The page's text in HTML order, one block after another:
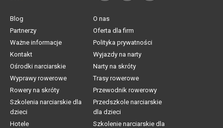
Blog
O nas
Partnerzy
Oferta dla firm
Ważne informacje
Polityka prywatności
Kontakt
Wyjazdy na narty
Ośrodki narciarskie
Narty na skróty
Wyprawy rowerowe
Trasy rowerowe
Rowery na skróty
Przewodnik rowerowy
Szkolenia narciarskie dla
dzieci
Przedszkole narciarskie
dla dzieci
Hotele
Szkolenie narciarskie dla